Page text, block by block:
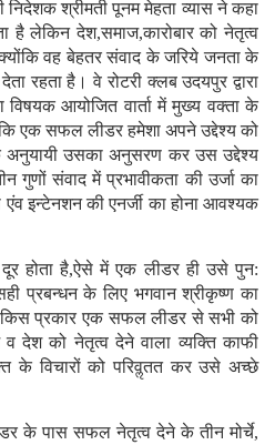
श्रीमती पूनम मेहता व्यास ने कहा
लेकिन देश,समाज,कारोबार को नेतृत्व
वह बेहतर संवाद के जरिये जनता के
देता रहता है।वे रोटरी क्लब उदयपुर द्वारा
विषयक आयोजित वार्ता में मुख्य वक्ता के
एक सफल लीडर हमेशा अपने उद्देश्य को
उसका अनुसरण कर उस उद्देश्य
गुणों संवाद में प्रभावीकता की उर्जा का
एंव इन्टेनशन की एनर्जी का होना आवश्यक
होता है,ऐसे में एक लीडर ही उसे पुन:
प्रबन्धन के लिए भगवान श्रीकृष्ण का
किस प्रकार एक सफल लीडर से सभी को
देश को नेतृत्व देने वाला व्यक्ति काफी
के विचारों को परिवॢतत कर उसे अच्छे
के पास सफल नेतृत्व देने के तीन मोर्चे,